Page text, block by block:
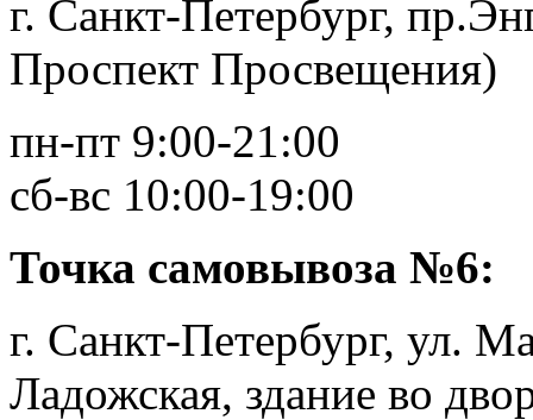
г. Санкт-Петербург,
Проспект Просвещения)
пн-пт 9:00-21:00
сб-вс 10:00-19:00
Точка самовывоза №6:
г. Санкт-Петербург, ул.
Ладожская, здание во